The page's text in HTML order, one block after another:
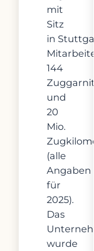
mit
Sitz
in
144
und
20
Mio.
(alle
Angaben
für
2025).
Das
wurde